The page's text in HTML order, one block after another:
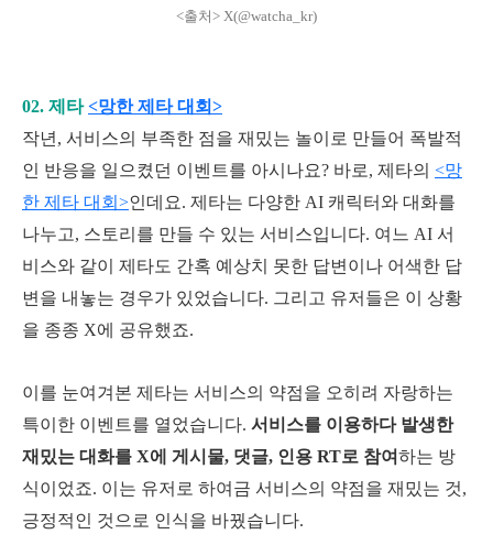
<출처> X(@watcha_kr)
02. 제타<망한 제타 대회>
작년, 서비스의 부족한 점을 재밌는 놀이로 만들어 폭발적
인 반응을 일으켰던 이벤트를 아시나요? 바로, 제타의 <망
한 제타 대회>인데요. 제타는 다양한 AI 캐릭터와 대화를
나누고, 스토리를 만들 수 있는 서비스입니다. 여느 AI 서
비스와 같이 제타도 간혹 예상치 못한 답변이나 어색한 답
변을 내놓는 경우가 있었습니다. 그리고 유저들은 이 상황
을 종종 X에 공유했죠.
이를 눈여겨본 제타는 서비스의 약점을 오히려 자랑하는
특이한 이벤트를 열었습니다. 서비스를 이용하다 발생한
재밌는 대화를 X에 게시물, 댓글, 인용 RT로 참여하는 방
식이었죠. 이는 유저로 하여금 서비스의 약점을 재밌는 것,
긍정적인 것으로 인식을 바꿨습니다.